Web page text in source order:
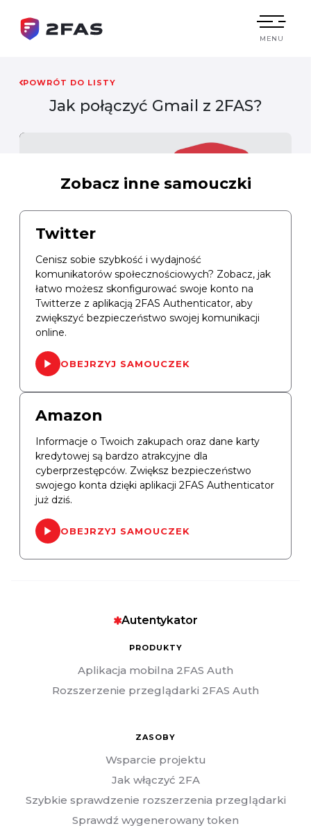
MENU
POWRÓT DO LISTY
Jak połączyć Gmail z 2FAS?
Zobacz inne samouczki
Twitter
Cenisz sobie szybkość i wydajność
komunikatorów społecznościowych? Zobacz, jak
łatwo możesz skonfigurować swoje konto na
Twitterze z aplikacją 2FAS Authenticator, aby
zwiększyć bezpieczeństwo swojej komunikacji
online.
OBEJRZYJ SAMOUCZEK
Amazon
Informacje o Twoich zakupach oraz dane karty
kredytowej są bardzo atrakcyjne dla
cyberprzestępców. Zwiększ bezpieczeństwo
swojego konta dzięki aplikacji 2FAS Authenticator
już dziś.
OBEJRZYJ SAMOUCZEK
Autentykator
PRODUKTY
Aplikacja mobilna 2FAS Auth
Rozszerzenie przeglądarki 2FAS Auth
ZASOBY
Wsparcie projektu
Jak włączyć 2FA
Szybkie sprawdzenie rozszerzenia przeglądarki
Sprawdź wygenerowany token